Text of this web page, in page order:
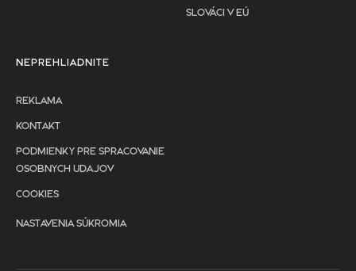
SLOVÁCI V EÚ
NEPREHLIADNITE
REKLAMA
KONTAKT
PODMIENKY PRE SPRACOVANIE
OSOBNYCH UDAJOV
COOKIES
NASTAVENIA SÚKROMIA